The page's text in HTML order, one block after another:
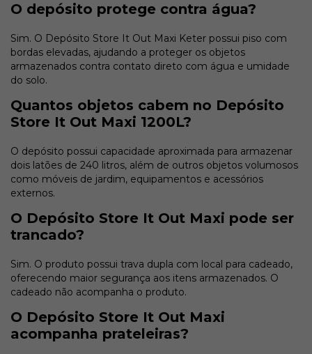
O depósito protege contra água?
Sim. O Depósito Store It Out Maxi Keter possui piso com
bordas elevadas, ajudando a proteger os objetos
armazenados contra contato direto com água e umidade
do solo.
Quantos objetos cabem no Depósito
Store It Out Maxi 1200L?
O depósito possui capacidade aproximada para armazenar
dois latões de 240 litros, além de outros objetos volumosos
como móveis de jardim, equipamentos e acessórios
externos.
O Depósito Store It Out Maxi pode ser
trancado?
Sim. O produto possui trava dupla com local para cadeado,
oferecendo maior segurança aos itens armazenados. O
cadeado não acompanha o produto.
O Depósito Store It Out Maxi
acompanha prateleiras?